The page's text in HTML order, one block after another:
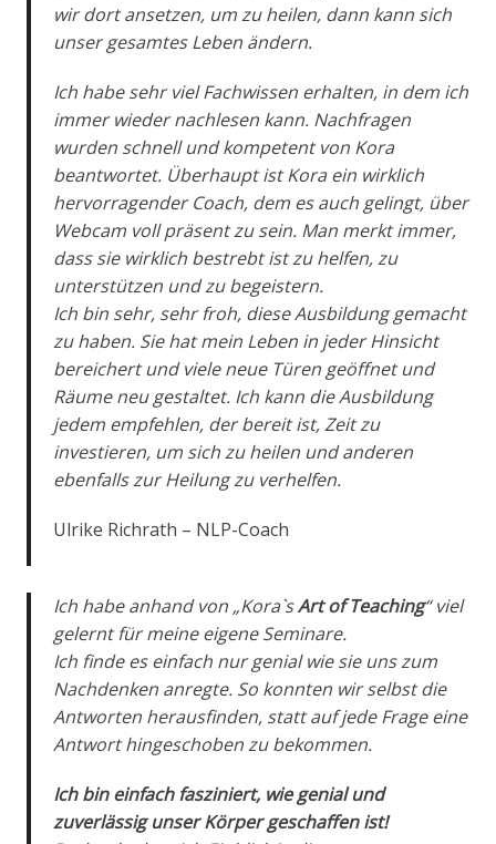
wir dort ansetzen, um zu heilen, dann kann sich
unser gesamtes Leben ändern.
Ich habe sehr viel Fachwissen erhalten, in dem ich
immer wieder nachlesen kann. Nachfragen
wurden schnell und kompetent von Kora
beantwortet. Überhaupt ist Kora ein wirklich
hervorragender Coach, dem es auch gelingt, über
Webcam voll präsent zu sein. Man merkt immer,
dass sie wirklich bestrebt ist zu helfen, zu
unterstützen und zu begeistern.
Ich bin sehr, sehr froh, diese Ausbildung gemacht
zu haben. Sie hat mein Leben in jeder Hinsicht
bereichert und viele neue Türen geöffnet und
Räume neu gestaltet. Ich kann die Ausbildung
jedem empfehlen, der bereit ist, Zeit zu
investieren, um sich zu heilen und anderen
ebenfalls zur Heilung zu verhelfen.
Ulrike Richrath – NLP-Coach
Ich habe anhand von „Kora`sArt of Teaching“ viel
gelernt für meine eigene Seminare.
Ich finde es einfach nur genial wie sie uns zum
Nachdenken anregte. So konnten wir selbst die
Antworten herausfinden, statt auf jede Frage eine
Antwort hingeschoben zu bekommen.
Ich bin einfach fasziniert, wie genial und
zuverlässig unser Körper geschaffen ist!